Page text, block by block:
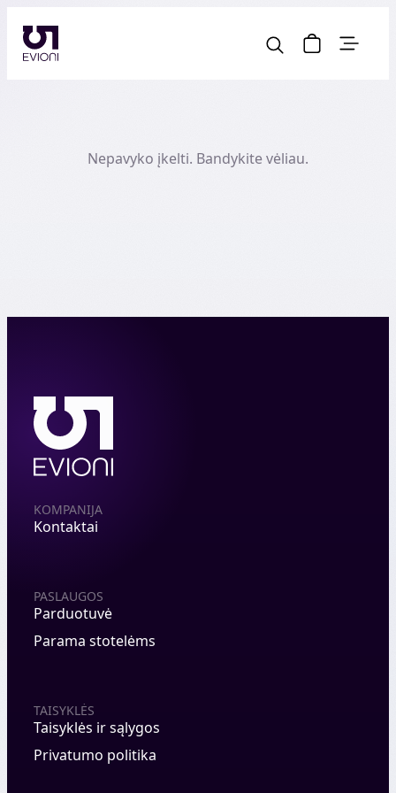
Nepavyko įkelti. Bandykite vėliau.
KOMPANIJA
Kontaktai
PASLAUGOS
Parduotuvė
Parama stotelėms
TAISYKLĖS
Taisyklės ir sąlygos
Privatumo politika